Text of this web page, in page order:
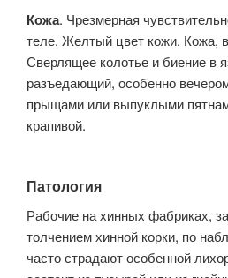
Кожа. Чрезмерная
теле. Желтый цвет кожи. Кожа,
Сверлящее колотье и биение в
разъедающий, особенно
прыщами или выпуклыми
крапивой.
Патология
Рабочие на хинных фабриках,
толчением хинной корки, по
часто страдают особенной